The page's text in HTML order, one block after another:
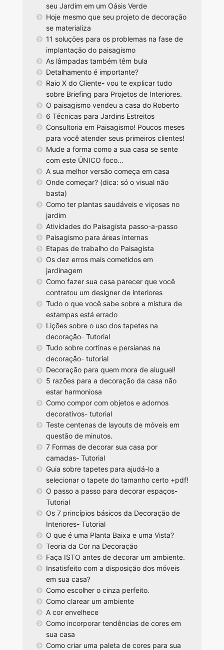
seu Jardim em um Oásis Verde
Hoje mesmo que seu projeto de decoração
se materializa
11 soluções para os problemas na fase de
implantação do paisagismo
As lâmpadas também têm bula
Detalhamento é importante?
Raio X do Cliente- vou te explicar tudo
sobre Briefing para Projetos de Interiores.
O paisagismo vendeu a casa do Roberto
6 Técnicas para Jardins Estreitos
Consultoria em Paisagismo! Poucos meses
para você atender seus primeiros clientes!
Mude a forma como a sua casa se sente
com este ÚNICO foco…
A sua melhor versão começa em casa
Onde começar? (dica: só o visual não
basta)
Como ter plantas saudáveis e viçosas no
jardim
Atividades do Paisagista passo-a-passo
Paisagismo para áreas internas
Etapas de trabalho do Paisagista
Os dez erros mais cometidos em
jardinagem
Como fazer sua casa parecer que você
contratou um designer de interiores
Tudo o que você sabe sobre a mistura de
estampas está errado
Lições sobre o uso dos tapetes na
decoração- Tutorial
Tudo sobre cortinas e persianas na
decoração- tutorial
Decoração para quem mora de aluguel!
5 razões para a decoração da casa não
estar harmoniosa
Como compor com objetos e adornos
decorativos- tutorial
Teste centenas de layouts de móveis em
questão de minutos.
7 Formas de decorar sua casa por
camadas- Tutorial
Guia sobre tapetes para ajudá-lo a
selecionar o tapete do tamanho certo +pdf!
O passo a passo para decorar espaços-
Tutorial
Os 7 princípios básicos da Decoração de
Interiores- Tutorial
O que é uma Planta Baixa e uma Vista?
Teoria da Cor na Decoração
Faça ISTO antes de decorar um ambiente.
Insatisfeito com a disposição dos móveis
em sua casa?
Como escolher o cinza perfeito.
Como clarear um ambiente
A cor envelhece
Como incorporar tendências de cores em
sua casa
Como criar uma paleta de cores para sua